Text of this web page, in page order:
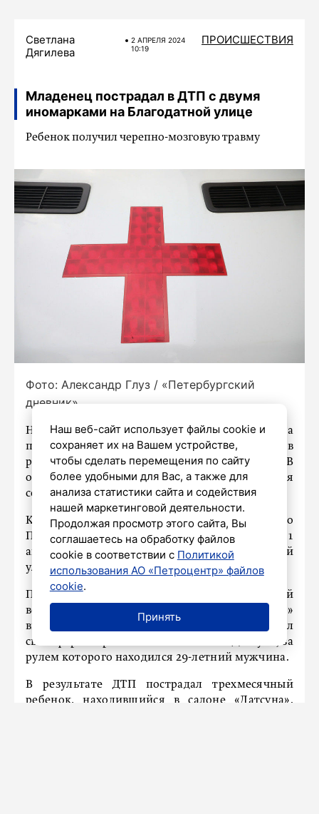
Светлана
Дягилева
2 АПРЕЛЯ 2024
10:19
ПРОИСШЕСТВИЯ
Младенец пострадал в ДТП с двумя
иномарками на Благодатной улице
Ребенок получил черепно-мозговую травму
Фото: Александр Глуз / «Петербургский
дневник»
Накануне в Московском районе Петербурга
произошло ДТП с участием двух иномарок, в
результате которого пострадал младенец. В
обстоятельствах происшествия разбираются
сотрудники правоохранительных органов.
Как сообщает пресс-служба ГУ МВД по
Петербургу и Ленобласти, авария произошла 1
апреля около 16:45 у дома 38 по Благодатной
улице.
По предварительным данным, 21-летний
водитель автомобиля «Фольксваген Поло»
выехал на перекресток на красный сигнал
светофора и врезался в автомобиль «Датсун», за
рулем которого находился 29-летний мужчина.
В результате ДТП пострадал трехмесячный
ребенок, находившийся в салоне «Датсуна».
Наш веб-сайт использует файлы cookie и
сохраняет их на Вашем устройстве,
чтобы сделать перемещения по сайту
более удобными для Вас, а также для
анализа статистики сайта и содействия
нашей маркетинговой деятельности.
Продолжая просмотр этого сайта, Вы
соглашаетесь на обработку файлов
cookie в соответствии с Политикой
использования АО «Петроцентр» файлов
cookie.
Принять